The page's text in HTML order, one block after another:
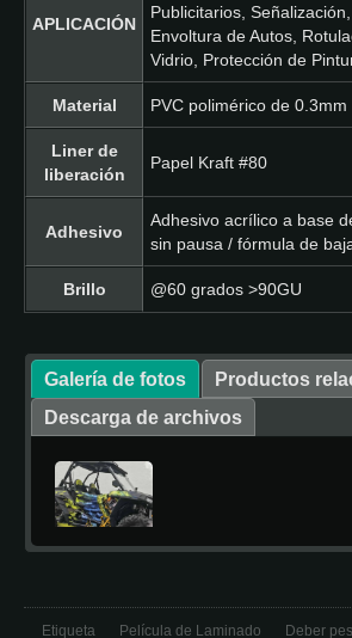
APLICACIÓN
Publicitarios,
Envoltura de Autos,
Vidrio, Protección de
Material PVC polimérico de 0.3mm
Liner de
liberación
Papel Kraft #80
Adhesivo
Adhesivo acrílico a base
sin pausa / fórmula de
Brillo @60 grados >90GU
Galería de fotos
Productos
Descarga de archivos
Etiqueta Película de Laminado Deber